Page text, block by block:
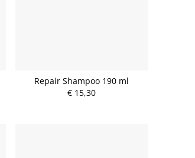
Repair Shampoo 190 ml
€ 15,30